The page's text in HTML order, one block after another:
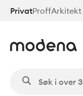
Hopp
PrivatProffArkitekt